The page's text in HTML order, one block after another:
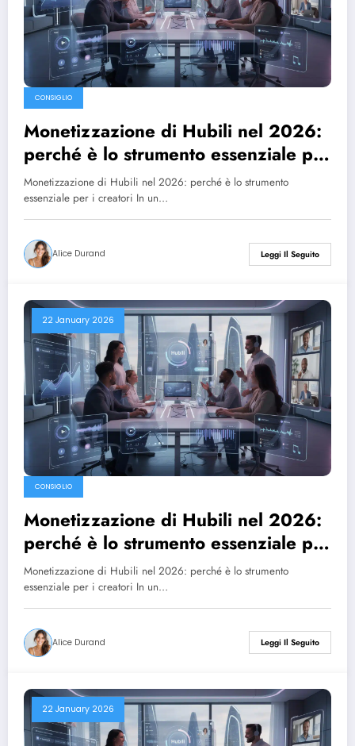
CONSIGLIO
Monetizzazione di Hubili nel 2026:
perché è lo strumento essenziale per
i creatori
Monetizzazione di Hubili nel 2026: perché è lo strumento
essenziale per i creatori In un…
Alice Durand Leggi Il Seguito
22 January 2026
CONSIGLIO
Monetizzazione di Hubili nel 2026:
perché è lo strumento essenziale per
i creatori
Monetizzazione di Hubili nel 2026: perché è lo strumento
essenziale per i creatori In un…
Alice Durand Leggi Il Seguito
22 January 2026